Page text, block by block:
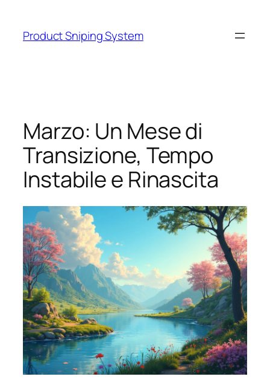
content
Product Sniping System
Marzo: Un Mese di
Transizione, Tempo
Instabile e Rinascita